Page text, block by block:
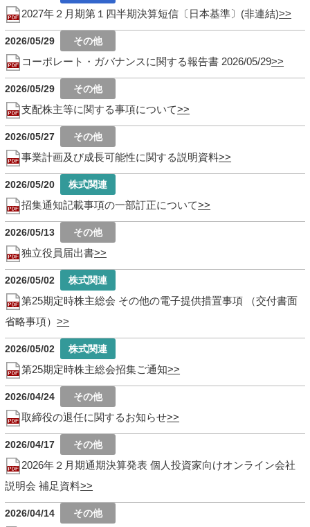
2027年２月期第１四半期決算短信〔日本基準〕(非連結)
2026/05/29
コーポレート・ガバナンスに関する報告書 2026/05/29
2026/05/29
支配株主等に関する事項について
2026/05/27
事業計画及び成長可能性に関する説明資料
2026/05/20
招集通知記載事項の一部訂正について
2026/05/13
独立役員届出書
2026/05/02
第25期定時株主総会 その他の電子提供措置事項 （交付書面
省略事項）
2026/05/02
第25期定時株主総会招集ご通知
2026/04/24
取締役の退任に関するお知らせ
2026/04/17
2026年２月期通期決算発表 個人投資家向けオンライン会社
説明会 補足資料
2026/04/14